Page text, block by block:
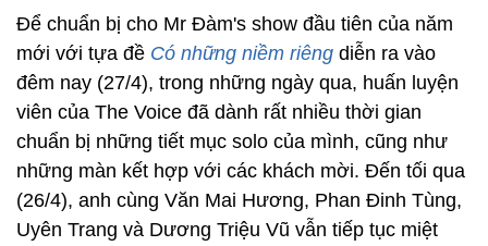
Để chuẩn bị cho Mr Đàm's show đầu tiên của năm
mới với tựa đề Có những niềm riêng diễn ra vào
đêm nay (27/4), trong những ngày qua, huấn luyện
viên của The Voice đã dành rất nhiều thời gian
chuẩn bị những tiết mục solo của mình, cũng như
những màn kết hợp với các khách mời. Đến tối qua
(26/4), anh cùng Văn Mai Hương, Phan Đinh Tùng,
Uyên Trang và Dương Triệu Vũ vẫn tiếp tục miệt